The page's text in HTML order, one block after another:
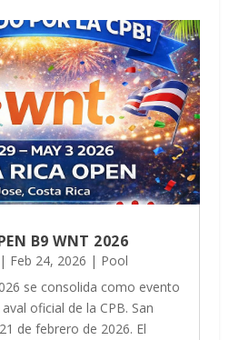
B9 WNT 2026
Feb 24, 2026 | Pool
se consolida como evento
oficial de la CPB. San
de febrero de 2026. El